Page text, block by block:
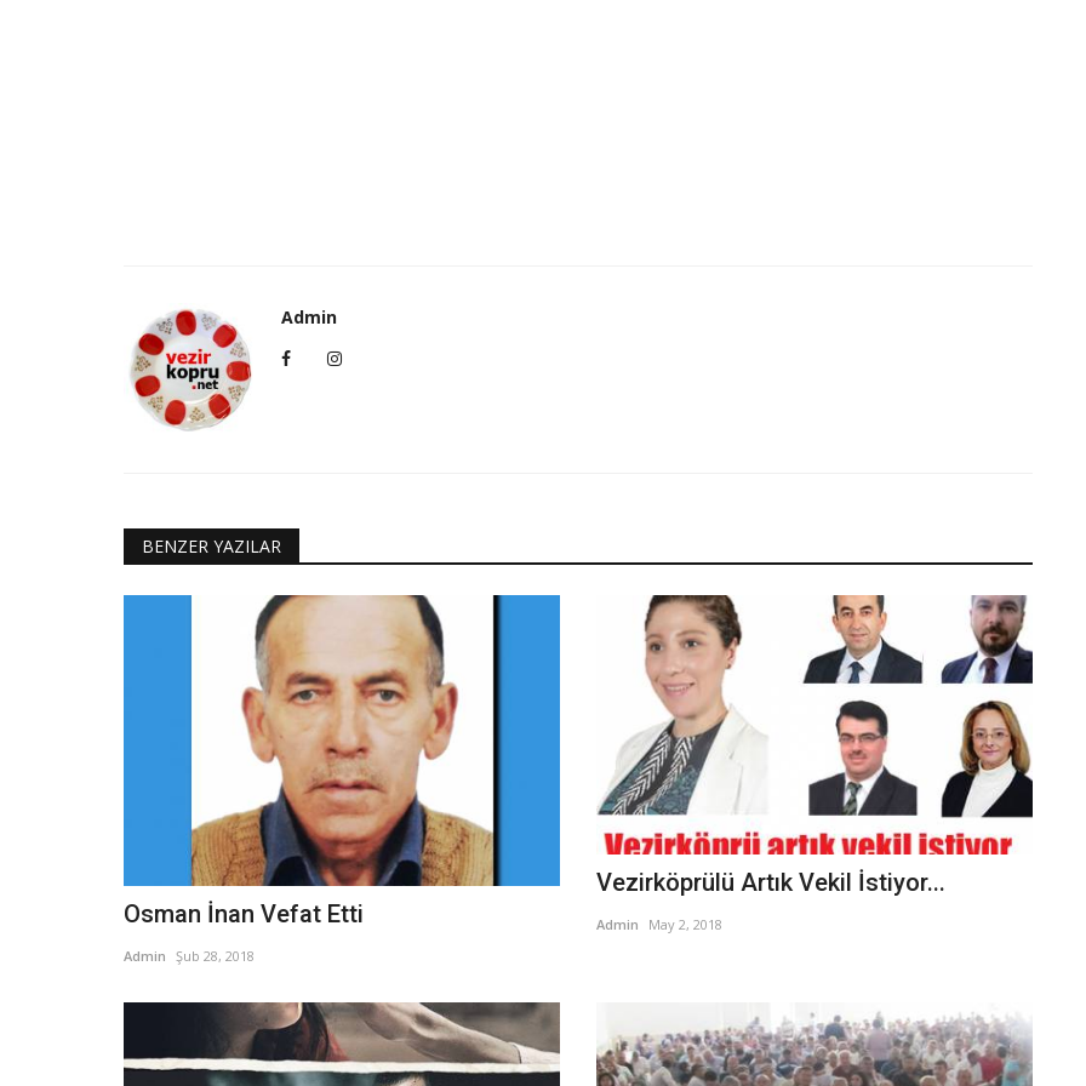
Admin
BENZER YAZILAR
Osman İnan Vefat Etti
Admin Şub 28, 2018
Vezirköprülü Artık Vekil İstiyor...
Admin May 2, 2018